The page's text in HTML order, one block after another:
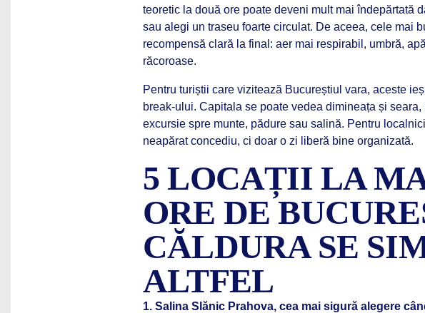
teoretic la două ore poate deveni mult mai îndepărtată
sau alegi un traseu foarte circulat. De aceea, cele mai
recompensă clară la final: aer mai respirabil, umbră,
răcoroase.
Pentru turiștii care vizitează Bucureștiul vara, aceste
break-ului. Capitala se poate vedea dimineața și
excursie spre munte, pădure sau salină. Pentru
neapărat concediu, ci doar o zi liberă bine organizată.
5 LOCAȚII LA
ORE DE
CĂLDURA SE
ALTFEL
1. Salina Slănic Prahova, cea mai sigură alegere